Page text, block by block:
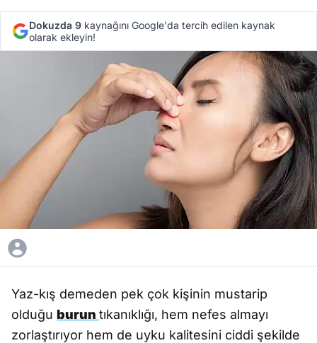
Dokuzda 9 kaynağını Google'da tercih edilen kaynak
olarak ekleyin!
Yaz-kış demeden pek çok kişinin mustarip
olduğu burun tıkanıklığı, hem nefes almayı
zorlaştırıyor hem de uyku kalitesini ciddi şekilde